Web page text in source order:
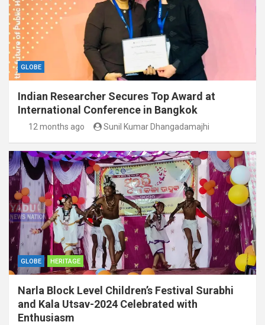
GLOBE
Indian Researcher Secures Top Award at
International Conference in Bangkok
12 months ago Sunil Kumar Dhangadamajhi
GLOBE HERITAGE
Narla Block Level Children’s Festival Surabhi
and Kala Utsav-2024 Celebrated with
Enthusiasm